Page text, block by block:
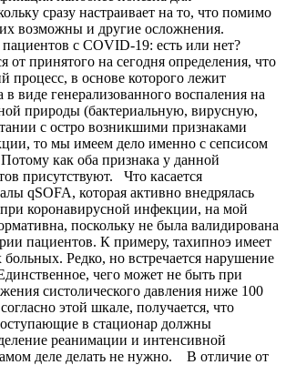
сразу настраивает на то, что помимо
возможны и другие осложнения.
с COVID-19: есть или нет?
от принятого на сегодня определения, что
процесс, в основе которого лежит
в виде генерализованного воспаления на
природы (бактериальную, вирусную,
с остро возникшими признаками
то мы имеем дело именно с сепсисом
как оба признака у данной
присутствуют. Что касается
qSOFA, которая активно внедрялась
коронавирусной инфекции, на мой
поскольку не была валидирована
пациентов. К примеру, тахипноэ имеет
больных. Редко, но встречается нарушение
чего может не быть при
систолического давления ниже 100
этой шкале, получается, что
в стационар должны
реанимации и интенсивной
деле делать не нужно. В отличие от